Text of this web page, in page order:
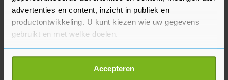
advertenties en content, inzicht in publiek en
productontwikkeling. U kunt kiezen wie uw gegevens
gebruikt en met welke doelen.
Als u het toestaat, willen we ook graag:
Informatie verzamelen over uw geografische
Accepteren
Gasunie heeft geen directe relatie met de VS, de
corebusiness is het transport van aardgas. Voor
bepaalde projecten koopt het bedrijf af en toe
materialen in de VS. Wat eventuele